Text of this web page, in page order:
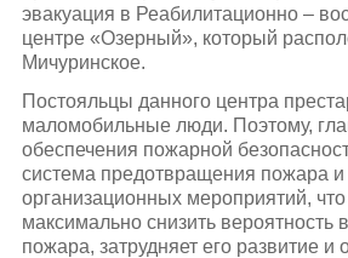
эвакуация в Реабилитационно –
центре «Озерный», который
Мичуринское.
Постояльцы данного центра
маломобильные люди. Поэтому,
обеспечения пожарной
система предотвращения пожара и
организационных мероприятий, что
максимально снизить вероятность
пожара, затрудняет его развитие и